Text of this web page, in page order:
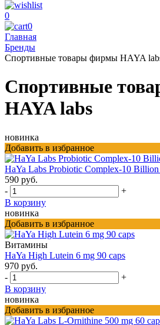
0
0
Главная
Бренды
Спортивные товары фирмы HAYA
Спортивные
HAYA labs
новинка
Добавить в избранное
HaYa Labs Probiotic Complex-10 Billion
590 руб.
-
+
В корзину
новинка
Добавить в избранное
Витамины
HaYa High Lutein 6 mg 90 caps
970 руб.
-
+
В корзину
новинка
Добавить в избранное